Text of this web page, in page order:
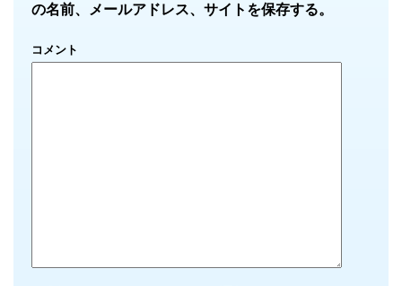
の名前、メールアドレス、サイトを保存する。
コメント